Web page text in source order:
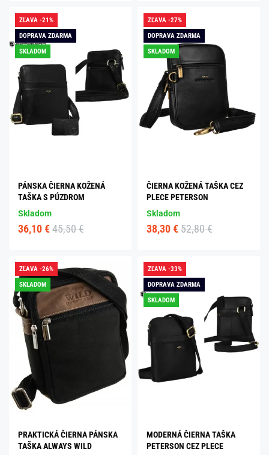
ZĽAVA -21%
DOPRAVA ZDARMA
SKLADOM
PÁNSKA ČIERNA KOŽENÁ
TAŠKA S PÚZDROM
Skladom
36,10 € 45,50 €
ZĽAVA -27%
DOPRAVA ZDARMA
SKLADOM
ČIERNA KOŽENÁ TAŠKA CEZ
PLECE PETERSON
Skladom
38,30 € 52,80 €
ZĽAVA -26%
SKLADOM
PRAKTICKÁ ČIERNA PÁNSKA
TAŠKA ALWAYS WILD
ZĽAVA -33%
DOPRAVA ZDARMA
SKLADOM
MODERNÁ ČIERNA TAŠKA
PETERSON CEZ PLECE